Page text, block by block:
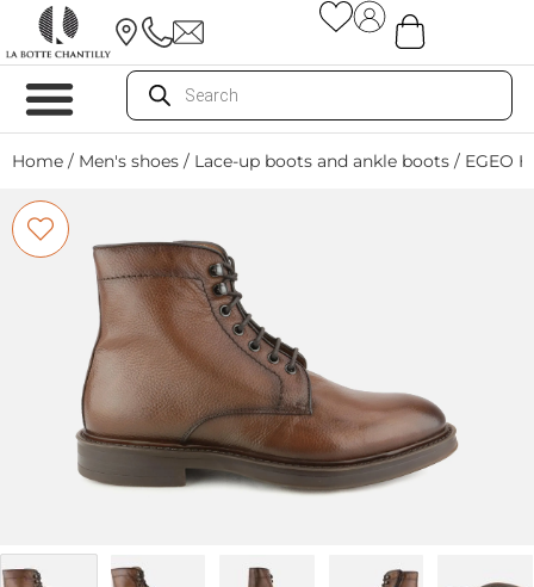
Home / Men's shoes / Lace-up boots and ankle boots / EGEO